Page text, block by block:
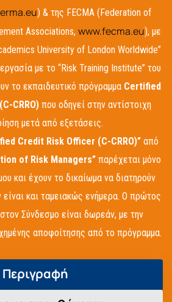
) & της FECMA (Federation of
Associations, www.fecma.eu), με
University of London Worldwide”
με το “Risk Training Institute” του
το εκπαιδευτικό πρόγραμμα Certified
CRRO) που οδηγεί στην αντίστοιχη
μετά από εξετάσεις.
Credit Risk Officer (C-CRRO)”από
of Risk Managers”παρέχεται μόνο
και έχουν το δικαίωμα να διατηρούν
και ταμειακώς ενήμερα. Ο πρώτος
Σύνδεσμο είναι δωρεάν, με την
αποφοίτησης από το πρόγραμμα.
Περιγραφή